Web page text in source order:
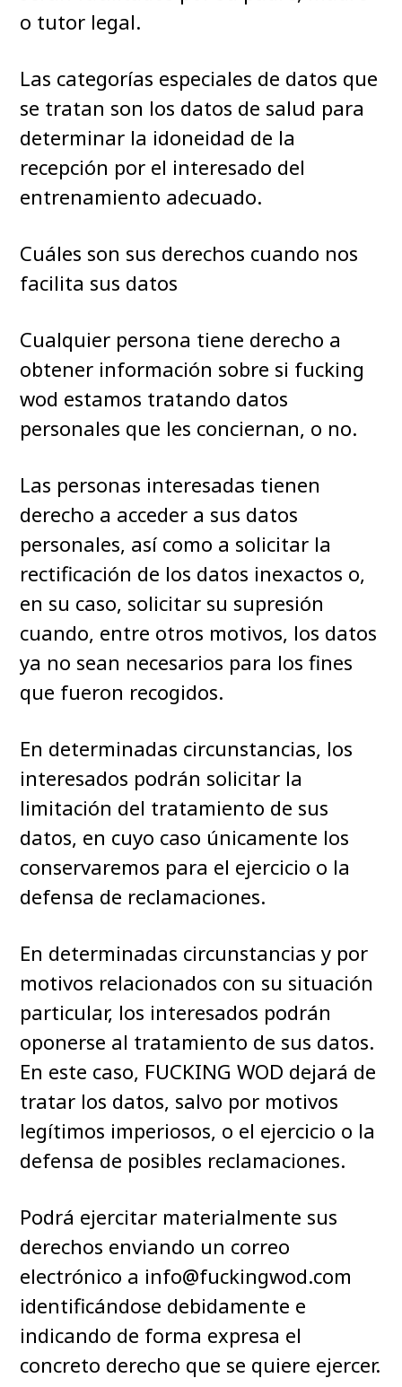
o tutor legal.
Las categorías especiales de datos que
se tratan son los datos de salud para
determinar la idoneidad de la
recepción por el interesado del
entrenamiento adecuado.
Cuáles son sus derechos cuando nos
facilita sus datos
Cualquier persona tiene derecho a
obtener información sobre si fucking
wod estamos tratando datos
personales que les conciernan, o no.
Las personas interesadas tienen
derecho a acceder a sus datos
personales, así como a solicitar la
rectificación de los datos inexactos o,
en su caso, solicitar su supresión
cuando, entre otros motivos, los datos
ya no sean necesarios para los fines
que fueron recogidos.
En determinadas circunstancias, los
interesados podrán solicitar la
limitación del tratamiento de sus
datos, en cuyo caso únicamente los
conservaremos para el ejercicio o la
defensa de reclamaciones.
En determinadas circunstancias y por
motivos relacionados con su situación
particular, los interesados podrán
oponerse al tratamiento de sus datos.
En este caso, FUCKING WOD dejará de
tratar los datos, salvo por motivos
legítimos imperiosos, o el ejercicio o la
defensa de posibles reclamaciones.
Podrá ejercitar materialmente sus
derechos enviando un correo
electrónico a info@fuckingwod.com
identificándose debidamente e
indicando de forma expresa el
concreto derecho que se quiere ejercer.